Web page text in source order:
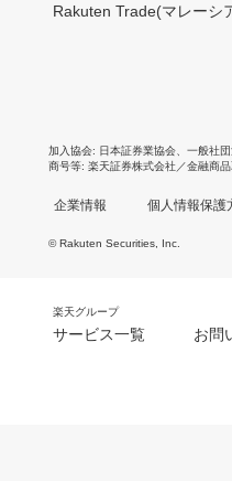
Rakuten Trade(マレーシ
加入協会 日本証券業協会 一般社
商号等 楽天証券株式会社／金融商
企業情報 個人情報保護
© Rakuten Securities, Inc.
楽天グループ
サービス一覧 お問